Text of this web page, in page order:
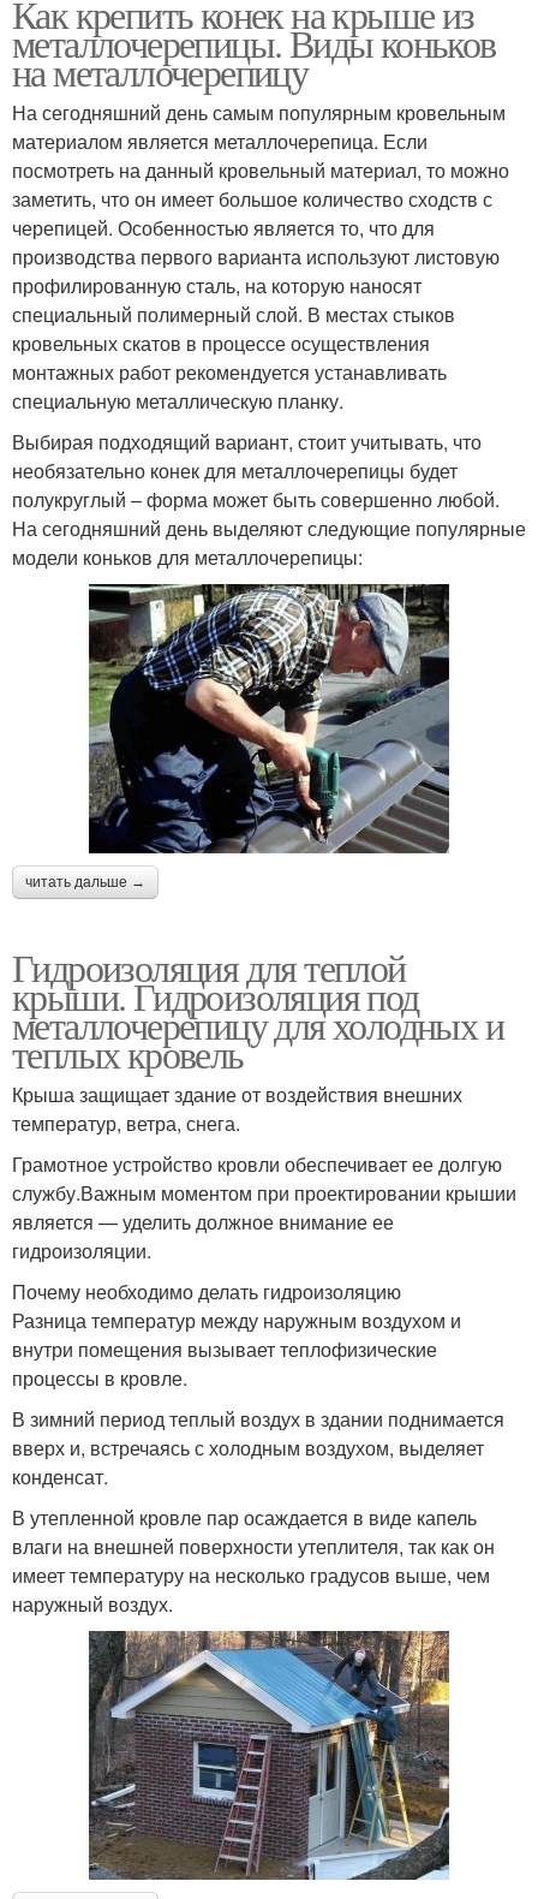
Как крепить конек на крыше из
металлочерепицы. Виды коньков
на металлочерепицу
На сегодняшний день самым популярным кровельным
материалом является металлочерепица. Если
посмотреть на данный кровельный материал, то можно
заметить, что он имеет большое количество сходств с
черепицей. Особенностью является то, что для
производства первого варианта используют листовую
профилированную сталь, на которую наносят
специальный полимерный слой. В местах стыков
кровельных скатов в процессе осуществления
монтажных работ рекомендуется устанавливать
специальную металлическую планку.
Выбирая подходящий вариант, стоит учитывать, что
необязательно конек для металлочерепицы будет
полукруглый – форма может быть совершенно любой.
На сегодняшний день выделяют следующие популярные
модели коньков для металлочерепицы:
читать дальше →
Гидроизоляция для теплой
крыши. Гидроизоляция под
металлочерепицу для холодных и
теплых кровель
Крыша защищает здание от воздействия внешних
температур, ветра, снега.
Грамотное устройство кровли обеспечивает ее долгую
службу.Важным моментом при проектировании крышии
является — уделить должное внимание ее
гидроизоляции.
Почему необходимо делать гидроизоляцию
Разница температур между наружным воздухом и
внутри помещения вызывает теплофизические
процессы в кровле.
В зимний период теплый воздух в здании поднимается
вверх и, встречаясь с холодным воздухом, выделяет
конденсат.
В утепленной кровле пар осаждается в виде капель
влаги на внешней поверхности утеплителя, так как он
имеет температуру на несколько градусов выше, чем
наружный воздух.